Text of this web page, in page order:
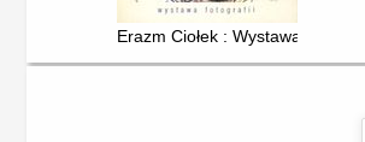
Erazm Ciołek : Wystawa fotografii